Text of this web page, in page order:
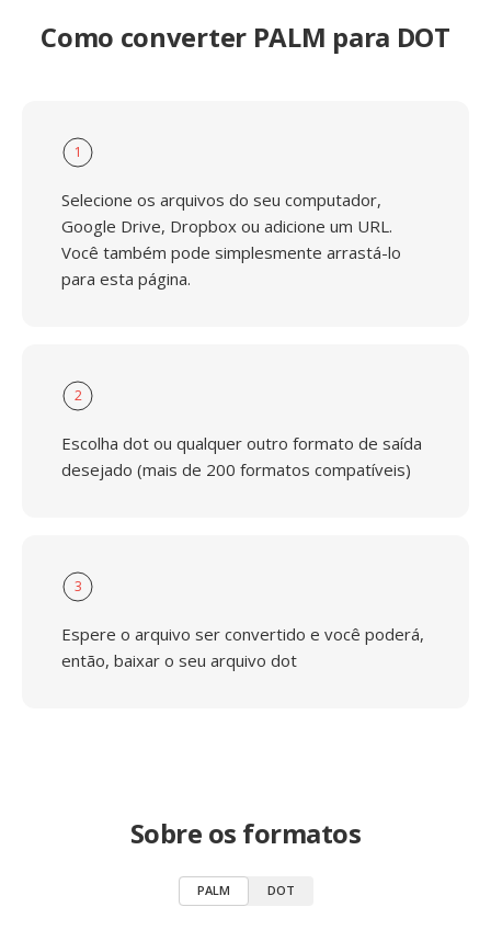
Como converter PALM para DOT
1
Selecione os arquivos do seu computador,
Google Drive, Dropbox ou adicione um URL.
Você também pode simplesmente arrastá-lo
para esta página.
2
Escolha dot ou qualquer outro formato de saída
desejado (mais de 200 formatos compatíveis)
3
Espere o arquivo ser convertido e você poderá,
então, baixar o seu arquivo dot
Sobre os formatos
PALM DOT